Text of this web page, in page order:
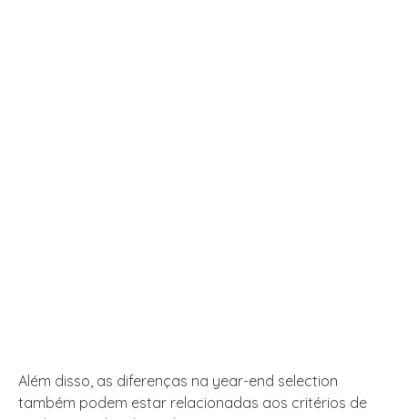
Além disso, as diferenças na year-end selection
também podem estar relacionadas aos critérios de